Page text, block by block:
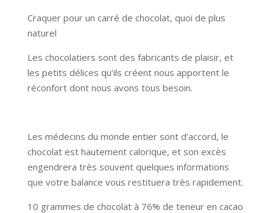
Craquer pour un carré de chocolat, quoi de plus
naturel
Les chocolatiers sont des fabricants de plaisir, et
les petits délices qu’ils créent nous apportent le
réconfort dont nous avons tous besoin.
Les médecins du monde entier sont d’accord, le
chocolat est hautement calorique, et son excès
engendrera très souvent quelques informations
que votre balance vous restituera très rapidement.
10 grammes de chocolat à 76% de teneur en cacao